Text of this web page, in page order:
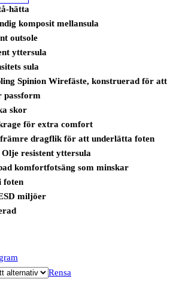
hätta
komposit mellansula
outsole
yttersula
sula
Spinion Wirefäste, konstruerad för att
passform
skor
för extra comfort
dragflik för att underlätta foten
Olje resistent yttersula
komfortfotsäng som minskar
foten
miljöer
Rensa